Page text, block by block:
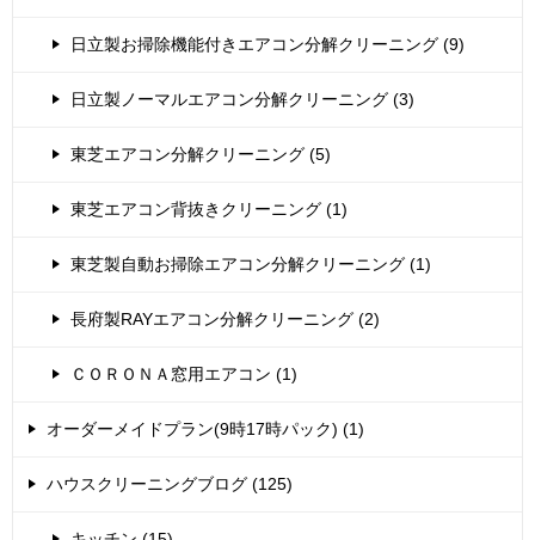
日立製お掃除機能付きエアコン分解クリーニング (9)
日立製ノーマルエアコン分解クリーニング (3)
東芝エアコン分解クリーニング (5)
東芝エアコン背抜きクリーニング (1)
東芝製自動お掃除エアコン分解クリーニング (1)
長府製RAYエアコン分解クリーニング (2)
ＣＯＲＯＮＡ窓用エアコン (1)
オーダーメイドプラン(9時17時パック) (1)
ハウスクリーニングブログ (125)